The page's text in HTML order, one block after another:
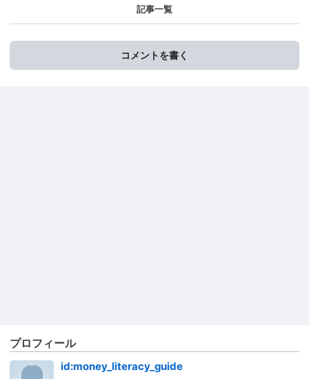
記事一覧
コメントを書く
プロフィール
id:money_literacy_guide